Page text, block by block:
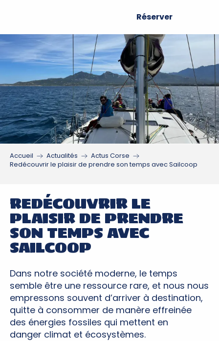
principal
Réserver
Accueil Actualités
Actus Corse
Redécouvrir le plaisir de prendre son temps avec Sailcoop
REDÉCOUVRIR LE
PLAISIR DE PRENDRE
SON TEMPS AVEC
SAILCOOP
Dans notre société moderne, le temps
semble être une ressource rare, et nous nous
empressons souvent d’arriver à destination,
quitte à consommer de manère effreinée
des énergies fossiles qui mettent en
danger climat et écosystèmes.